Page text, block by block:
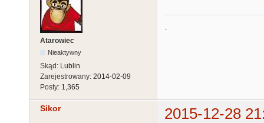
Atarowiec
Nieaktywny
Skąd: Lublin
Zarejestrowany: 2014-02-09
Posty: 1,365
.
Sikor 2015-12-28